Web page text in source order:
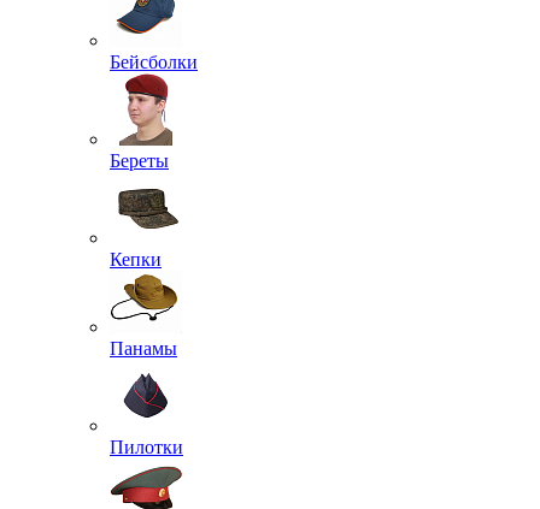
Бейсболки
Береты
Кепки
Панамы
Пилотки